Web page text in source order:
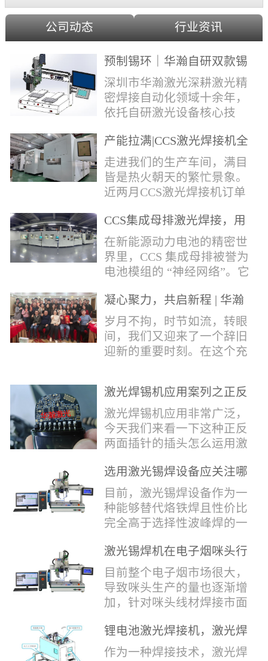
公司动态 行业资讯
预制锡环｜华瀚自研双款锡
环机，实现焊点标准化量产
深圳市华瀚激光深耕激光精
密焊接自动化领域十余年，
依托自研激光设备核心技
环挤压成型机、多功能锡环
卷绕成型机，两套专业锡环
制备设备，预制标准化锡环
搭配激光定点熔锡工艺，从
方位解决精密电子量产焊接
痛点。预制锡环焊接工艺预
制锡环焊接工艺，核心优势
明显：1.锡料定量可控：锡
环设备提前卷绕/挤压成型，
每一枚锡环锡含量标准化，
激光一次性熔融，焊点大
小、锡厚高度统一...
产能拉满|CCS激光焊接机全
力量产冲刺
走进我们的生产车间，满目
皆是热火朝天的繁忙景象。
近两月CCS激光焊接机订单
和，全员火力全开，全力奔
赴交付节点，用硬核产能响
应市场需求，用严苛品质回
馈每一份客户信任。市场认
的技术、高效智能的生产优
势与零缺陷的品控标准，我
们的CCS激光焊接机持续斩
获大量订单，近两月产能全
开、排期紧凑，生产线有序
整机调试、性能检测到成品
CCS集成母排激光焊接，用
微米级工艺守护新能源电池
生命线
在新能源动力电池的精密世
界里，CCS 集成母排被誉为
电池模组的 “神经网络”。它
电，更承载着电压、温度信
号的实时采集，是连接电芯
与BMS电池管理系统的关键
桥梁。而连接这一切的，正
领域十余载，没有华丽的措
辞，只有最朴实的工艺呈
现，为客户解决实实在在的
落地生产难题。决定电池安
全的“微米关卡”随着新能源
汽车与储能市场爆发式增
凝心聚力，共启新程 | 华瀚
激光年度盛典
岁月不拘，时节如流，转眼
间，我们又迎来了一个辞旧
迎新的重要时刻。在这个充
堂，共同回顾了过去一年的
奋斗与辉煌，分享了成功的
喜悦，并对新的一年充满了
无限憧憬。回望过去，铭记
经理尹建中先生发表了振奋
人心的讲话。他首先对全体
员工在过去一年中的辛勤付
出和卓越贡献表示了最衷心
的感谢，并全面回顾了公司
在过去一年里取得的各项成
激光焊锡机应用案列之正反
两面插针焊接
激光焊锡机应用非常广泛，
今天我们来看一下这种正反
两面插针的插头怎么运用激
反两面都有插针的插头，其
焊接的方式还是有一定的难
点的，第一回流焊和自动烙
铁焊都不合适，因为对面一
会烫伤，在加上有干涉，烙
铁头不方便下去，目前在大
多数情况只能采用人工焊
接，目前人工成本贵，流动
性大，焊接的品质也难保
证。 但采用激光...
选用激光锡焊设备应关注哪
些方面
目前，激光锡焊设备作为一
种能够替代烙铁焊且性价比
完全高于选择性波峰焊的一
来越多的企业关注与使用，
那么在选择激光锡焊设备方
面应该关注哪几点哪？
其一，激光锡焊接设备上
动力核心部件，激光器肯定
是锡焊接设备最至关重要的
一环。目前作为激光锡焊接
激光锡焊机在电子烟咪头行
业的应用
目前整个电子烟市场很大，
导致咪头生产的量也逐渐增
加，针对咪头线材焊接市面
统烙铁焊接，优势价格便
宜，咪头焊接自动化生产线
锂电池激光焊接机，激光焊
锡机厂家如何选？
作为一种焊接技术，激光焊